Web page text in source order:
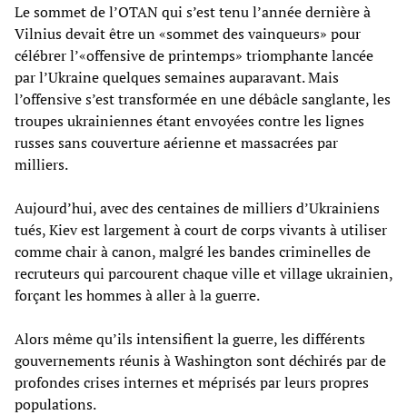
Le sommet de l’OTAN qui s’est tenu l’année dernière à
Vilnius devait être un «sommet des vainqueurs» pour
célébrer l’«offensive de printemps» triomphante lancée
par l’Ukraine quelques semaines auparavant. Mais
l’offensive s’est transformée en une débâcle sanglante, les
troupes ukrainiennes étant envoyées contre les lignes
russes sans couverture aérienne et massacrées par
milliers.
Aujourd’hui, avec des centaines de milliers d’Ukrainiens
tués, Kiev est largement à court de corps vivants à utiliser
comme chair à canon, malgré les bandes criminelles de
recruteurs qui parcourent chaque ville et village ukrainien,
forçant les hommes à aller à la guerre.
Alors même qu’ils intensifient la guerre, les différents
gouvernements réunis à Washington sont déchirés par de
profondes crises internes et méprisés par leurs propres
populations.